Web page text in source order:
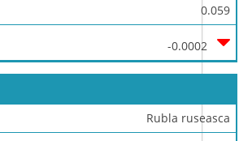
0.059
-0.0002
Rubla ruseasca